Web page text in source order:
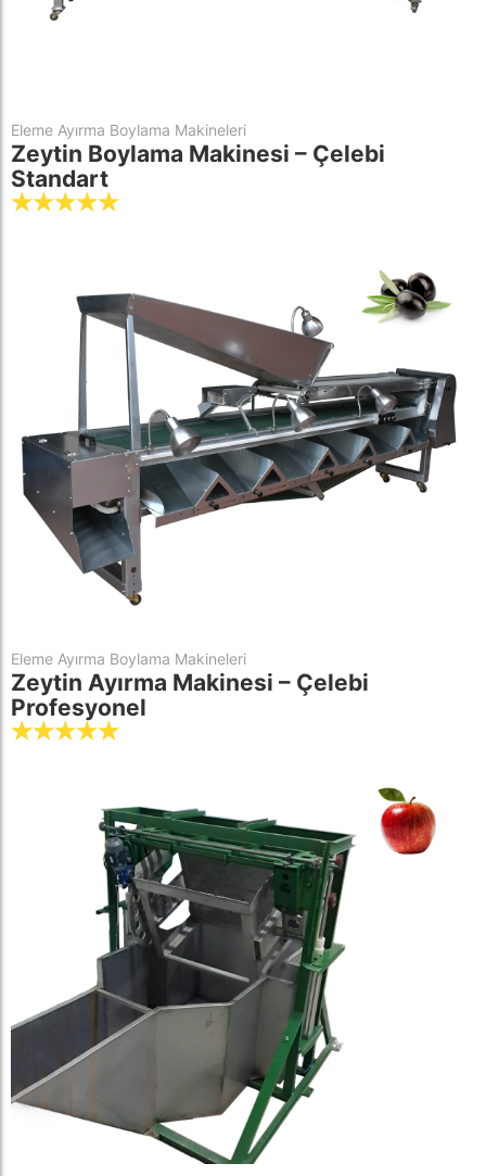
Eleme Ayırma Boylama Makineleri
Zeytin Boylama Makinesi – Çelebi
Standart
☆☆☆☆☆
Eleme Ayırma Boylama Makineleri
Zeytin Ayırma Makinesi – Çelebi
Profesyonel
☆☆☆☆☆